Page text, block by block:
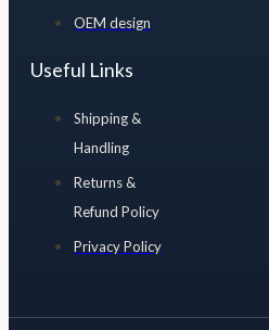
OEM design
Useful Links
Shipping &
Handling
Returns &
Refund Policy
Privacy Policy